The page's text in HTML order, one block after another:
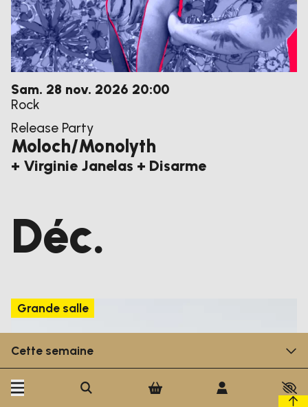
samedi
Sam. 28 novembre
nov. 2026 20:00
Rock
Release Party
Moloch/Monolyth
+ Virginie Janelas + Disarme
Déc.
Grande salle
Cette semaine